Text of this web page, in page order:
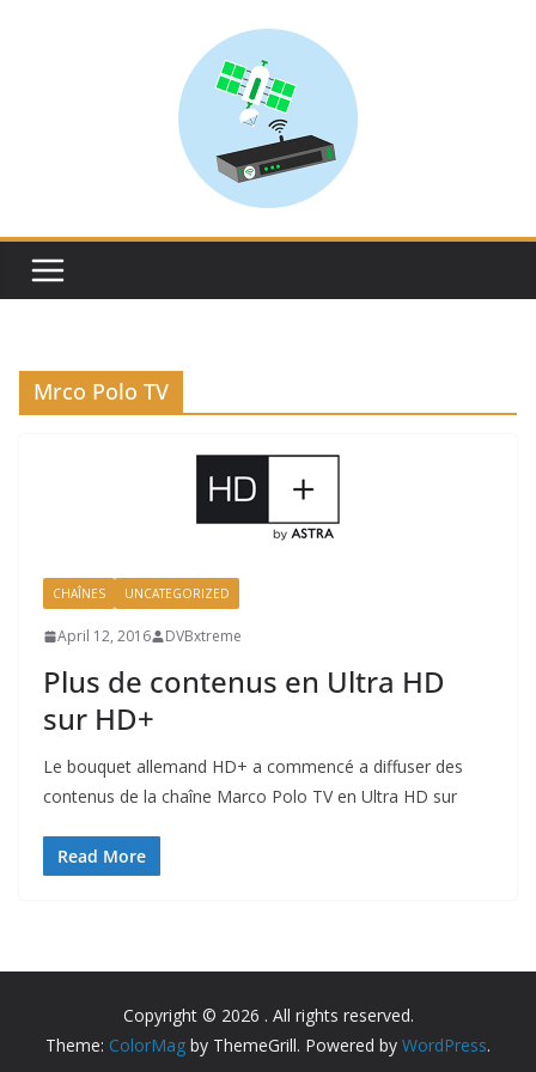
Mrco Polo TV
CHAÎNES UNCATEGORIZED
April 12, 2016 DVBxtreme
Plus de contenus en Ultra HD
sur HD+
Le bouquet allemand HD+ a commencé a diffuser des
contenus de la chaîne Marco Polo TV en Ultra HD sur
Read More
Copyright © 2026 . All rights reserved.
Theme: ColorMag by ThemeGrill. Powered by WordPress.